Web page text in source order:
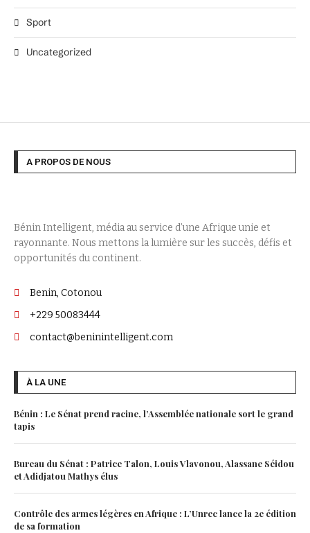
Sport
Uncategorized
A PROPOS DE NOUS
Bénin Intelligent, média au service d’une Afrique unie et
rayonnante. Nous mettons la lumière sur les succès, défis et
opportunités du continent.
Benin, Cotonou
+229 50083444
contact@beninintelligent.com
À LA UNE
Bénin : Le Sénat prend racine, l’Assemblée nationale sort le grand
tapis
Bureau du Sénat : Patrice Talon, Louis Vlavonou, Alassane Séidou
et Adidjatou Mathys élus
Contrôle des armes légères en Afrique : L’Unrec lance la 2e édition
de sa formation